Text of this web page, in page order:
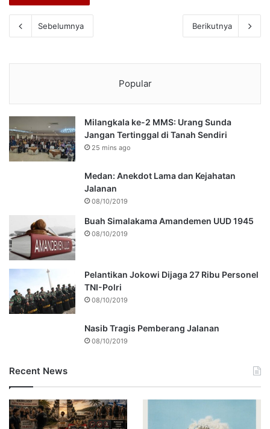
Sebelumnya Berikutnya
Popular
Milangkala ke-2 MMS: Urang Sunda
Jangan Tertinggal di Tanah Sendiri
25 mins ago
Medan: Anekdot Lama dan Kejahatan
Jalanan
08/10/2019
Buah Simalakama Amandemen UUD 1945
08/10/2019
Pelantikan Jokowi Dijaga 27 Ribu Personel
TNI-Polri
08/10/2019
Nasib Tragis Pemberang Jalanan
08/10/2019
Recent News